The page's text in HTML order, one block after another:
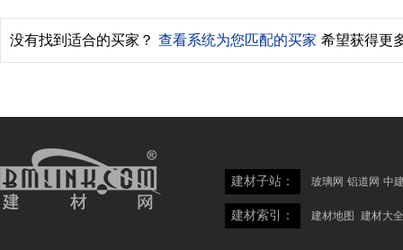
没有找到适合的买家？ 查看系统为您匹配的买家 希望获得更
建材子站： 玻璃网 铝道网 中
建材索引： 建材地图 建材大全